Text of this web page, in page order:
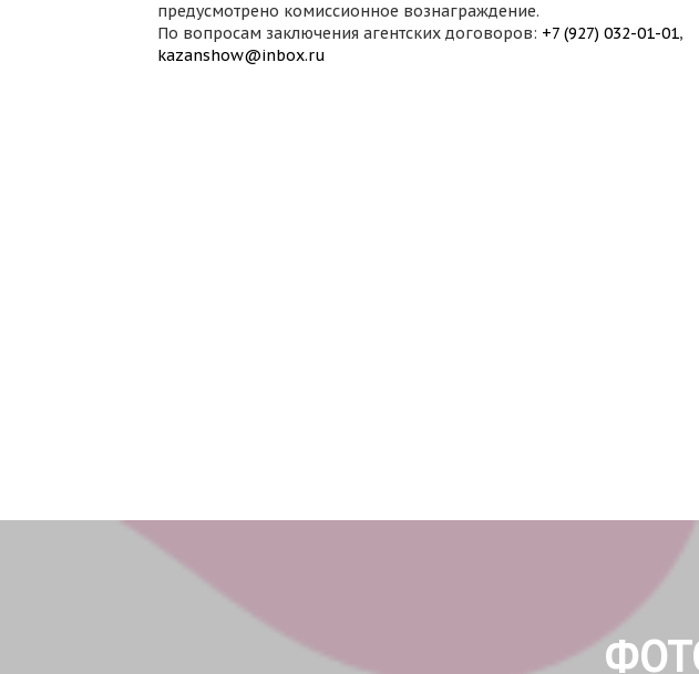
предусмотрено комиссионное вознаграждение.
По вопросам заключения агентских договоров: +7 (927) 032-01-01,
kazanshow@inbox.ru